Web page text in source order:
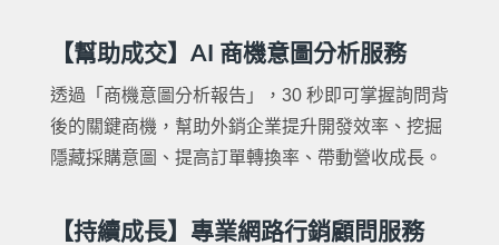
【幫助成交】AI 商機意圖分析服務
透過「商機意圖分析報告」，30 秒即可掌握詢問背
後的關鍵商機，幫助外銷企業提升開發效率、挖掘
隱藏採購意圖、提高訂單轉換率、帶動營收成長。
【持續成長】專業網路行銷顧問服務